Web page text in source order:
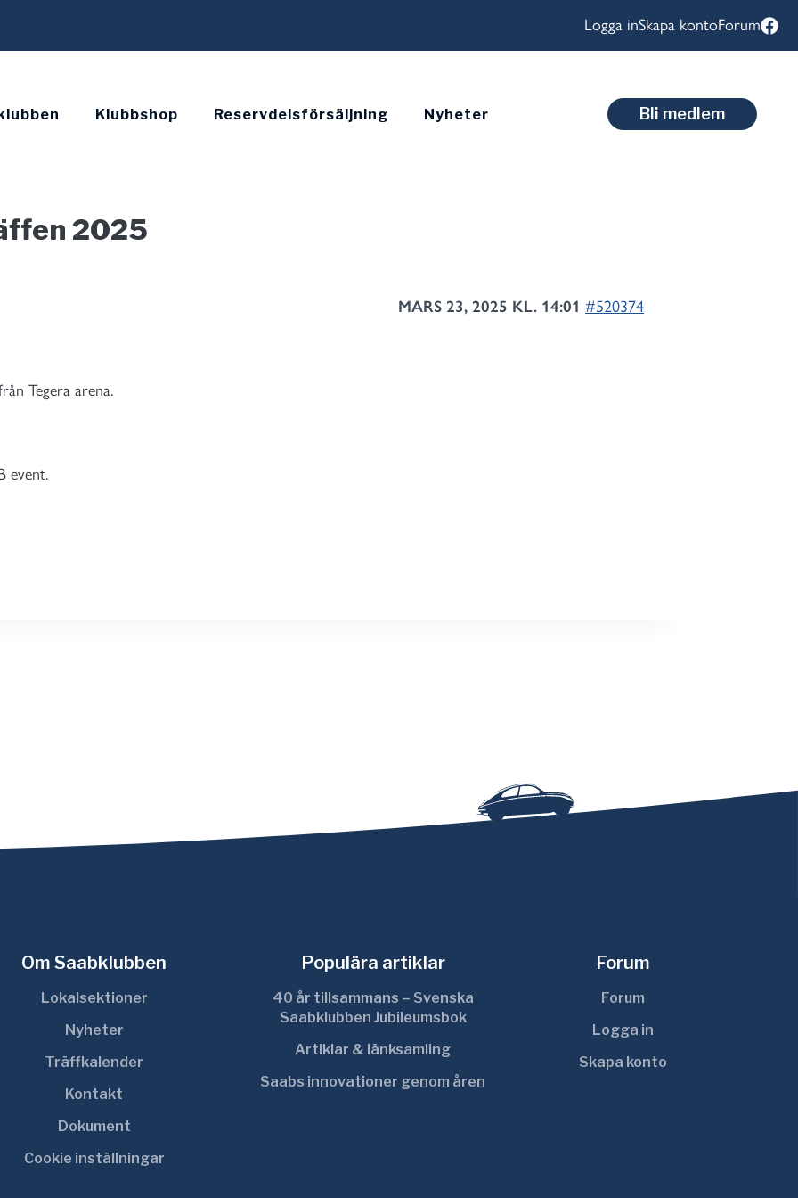
Logga inSkapa kontoForum
Klubbshop Reservdelsförsäljning Nyheter Bli medlem
2025
MARS 23, 2025 KL. 14:01 #520374
Tegera arena.
event.
Om Saabklubben
Lokalsektioner
Nyheter
Träffkalender
Kontakt
Dokument
Cookie inställningar
Populära artiklar
40 år tillsammans – Svenska
Saabklubben Jubileumsbok
Artiklar & länksamling
Saabs innovationer genom åren
Forum
Forum
Logga in
Skapa konto